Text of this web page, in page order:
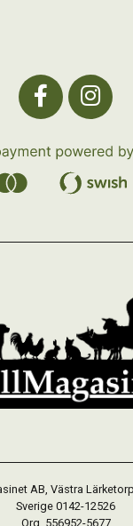
AB, Västra
Sverige 0142-12526
Org. 556952-5677